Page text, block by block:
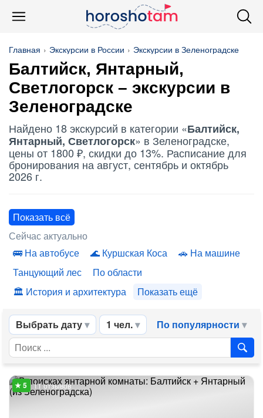
Главная Экскурсии в России Экскурсии в Зеленоградске
Балтийск, Янтарный,
Светлогорск – экскурсии в
Зеленоградске
Найдено 18 экскурсий в категории «Балтийск,
Янтарный, Светлогорск» в Зеленоградске,
цены от 1800 ₽, скидки до 13%. Расписание для
бронирования на август, сентябрь и октябрь
2026 г.
Показать всё
Сейчас актуально
На автобусе
Куршская Коса
На машине
Танцующий лес
По области
История и архитектура
Показать ещё
Выбрать дату 1 чел. По популярности
11 отзывов